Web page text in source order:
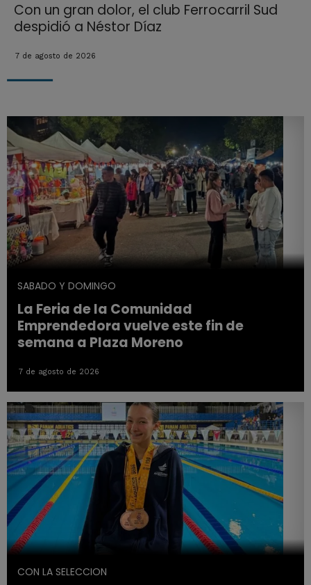
Con un gran dolor, el club Ferrocarril Sud
despidió a Néstor Díaz
7 de agosto de 2026
SABADO Y DOMINGO
La Feria de la Comunidad
Emprendedora vuelve este fin de
semana a Plaza Moreno
7 de agosto de 2026
CON LA SELECCION